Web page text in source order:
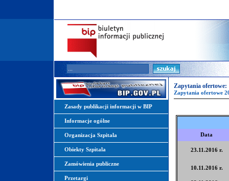
Zasady publikacji informacji w BIP
Informacje ogólne
Organizacja Szpitala
Obiekty Szpitala
Zamówienia publiczne
Przetargi
Zapytania ofertowe:
Zapytania ofertowe
Data
23.11.2016 r.
10.11.2016 r.